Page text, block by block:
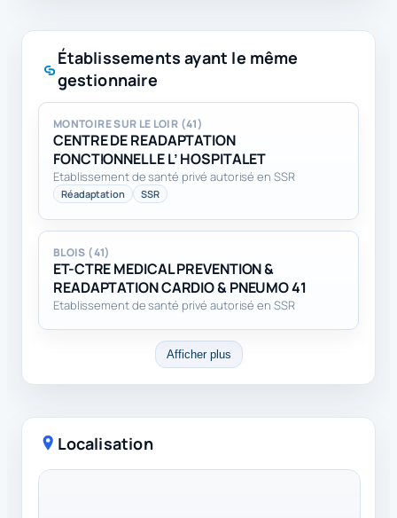
Localisation
Établissements ayant le même
gestionnaire
MONTOIRE SUR LE LOIR (41)
CENTRE DE READAPTATION
FONCTIONNELLE L’ HOSPITALET
Etablissement de santé privé autorisé en SSR
Réadaptation SSR
BLOIS (41)
ET-CTRE MEDICAL PREVENTION &
READAPTATION CARDIO & PNEUMO 41
Etablissement de santé privé autorisé en SSR
Afficher plus